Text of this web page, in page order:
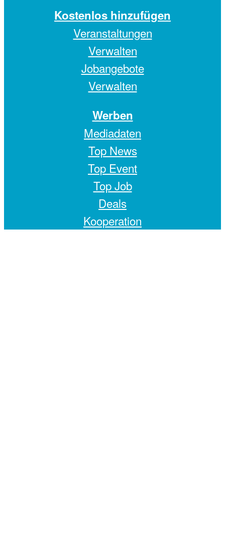
Kostenlos hinzufügen
Veranstaltungen
Verwalten
Jobangebote
Verwalten
Werben
Mediadaten
Top News
Top Event
Top Job
Deals
Kooperation